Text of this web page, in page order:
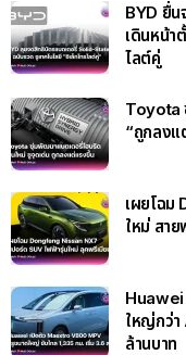
BYD ยื่
เดินหน้า
ไลต์คู่
Toyota
“ถูกลงแ
เผยโฉม
ใหม่ สา
ใหญ่กว่า
ล้านบาท